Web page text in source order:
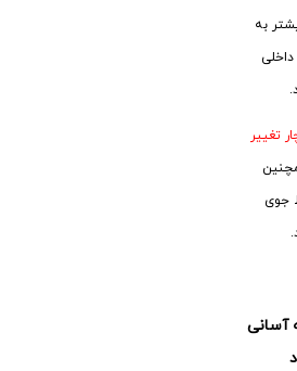
به
تغییر
جوی
آسانی